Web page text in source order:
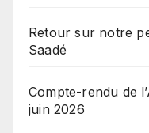
Retour sur notre
Saadé
Compte-rendu de
juin 2026